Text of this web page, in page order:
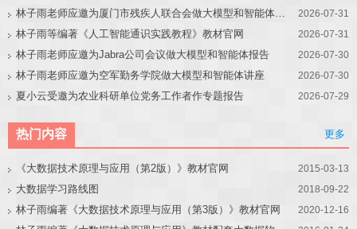
林子雨老师应邀为厦门市残疾人联合会做大模型和智能体讲座 2026-07-31
林子雨等编著《人工智能通识实践教程》教材官网 2026-07-31
林子雨老师应邀为Jabra公司会议做大模型和智能体报告 2026-07-30
林子雨老师应邀为空军勤务学院做大模型和智能体讲座 2026-07-30
夏小云受邀为农业科研单位党务工作者作专题报告 2026-07-29
热门内容 更多
《大数据技术原理与应用（第2版）》教材官网 2015-03-13
大数据学习路线图 2018-09-22
林子雨编著《大数据技术原理与应用（第3版）》教材官网 2020-12-16